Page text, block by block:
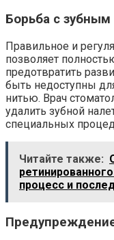
Борьба с
Правильное и
позволяет
предотвратить
быть недоступны
нитью. Врач
удалить зубной
специальных
Читайте также:
процесс и